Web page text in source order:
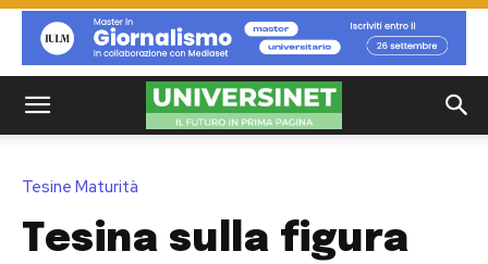
Tesine Maturità
Tesina sulla figura